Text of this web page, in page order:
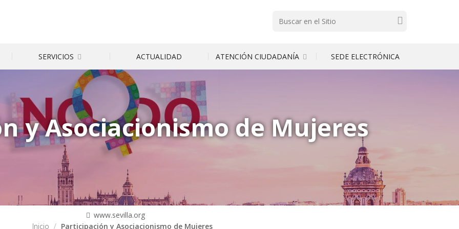
SERVICIOS ACTUALIDAD ATENCIÓN CIUDADANÍA SEDE ELECTRÓNICA
y Asociacionismo de Mujeres
www.sevilla.org
Inicio
Participación y Asociacionismo de Mujeres